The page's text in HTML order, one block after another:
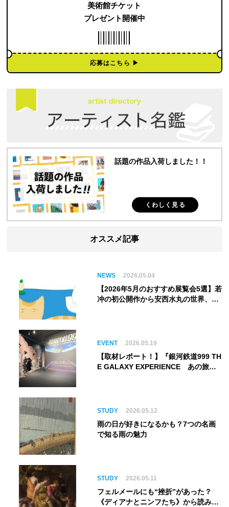
美術館チケット
プレゼント開催中
応募はこちら ▶︎
話題の作品入荷しました！！
くわしく見る
オススメ記事
NEWS 2026.05.04
【2026年5月のおすすめ展覧会5選】若
冲の初公開作から安西水丸の世界、そ
EVENT 2026.05.19
【取材レポート！】『銀河鉄道999 TH
E GALAXY EXPERIENCE あの旅
ム】
STUDY 2026.05.12
雨の日が好きになるかも？7つの名画
で知る雨の魅力
STUDY 2026.05.11
フェルメールにも“挫折”があった？
《ディアナとニンフたち》から読み解